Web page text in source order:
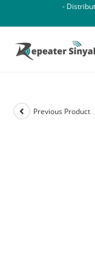
-
Previous Product